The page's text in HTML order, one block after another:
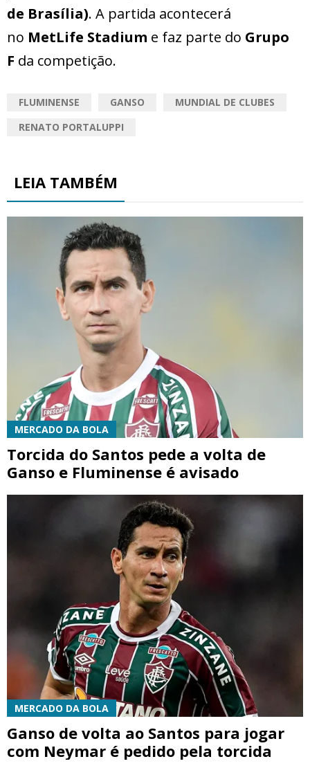
de Brasília). A partida acontecerá
no MetLife Stadium e faz parte do Grupo
F da competição.
FLUMINENSE GANSO
MUNDIAL DE CLUBES
RENATO PORTALUPPI
LEIA TAMBÉM
MERCADO DA BOLA
Torcida do Santos pede a volta de
Ganso e Fluminense é avisado
MERCADO DA BOLA
Ganso de volta ao Santos para jogar
com Neymar é pedido pela torcida